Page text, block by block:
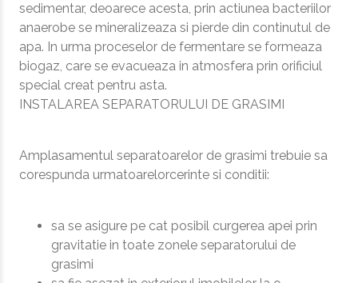
sedimentar, deoarece acesta, prin actiunea bacteriilor
anaerobe se mineralizeaza si pierde din continutul de
apa. In urma proceselor de fermentare se formeaza
biogaz, care se evacueaza in atmosfera prin orificiul
special creat pentru asta.
INSTALAREA SEPARATORULUI DE GRASIMI
Amplasamentul separatoarelor de grasimi trebuie sa
corespunda urmatoarelorcerinte si conditii:
sa se asigure pe cat posibil curgerea apei prin
gravitatie in toate zonele separatorului de
grasimi